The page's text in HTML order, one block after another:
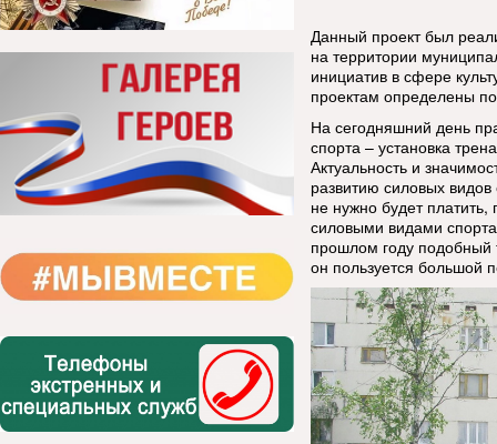
Данный проект был
на территории
инициатив в сфере
проектам определены
На сегодняшний день
спорта – установка
Актуальность и
развитию силовых
не нужно будет платить,
силовыми видами
прошлом году подобный
он пользуется большой